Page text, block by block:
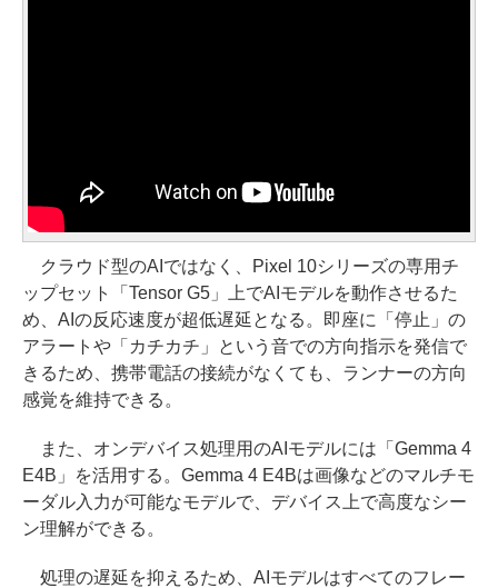
クラウド型のAIではなく、Pixel 10シリーズの専用チ
ップセット「Tensor G5」上でAIモデルを動作させるた
め、AIの反応速度が超低遅延となる。即座に「停止」の
アラートや「カチカチ」という音での方向指示を発信で
きるため、携帯電話の接続がなくても、ランナーの方向
感覚を維持できる。
また、オンデバイス処理用のAIモデルには「Gemma 4
E4B」を活用する。Gemma 4 E4Bは画像などのマルチモ
ーダル入力が可能なモデルで、デバイス上で高度なシー
ン理解ができる。
処理の遅延を抑えるため、AIモデルはすべてのフレー